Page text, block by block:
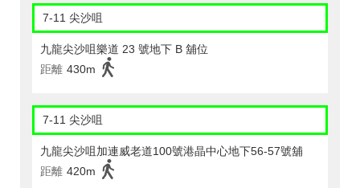
7-11 尖沙咀
九龍尖沙咀樂道 23 號地下 B 舖位
距離 430m
7-11 尖沙咀
九龍尖沙咀加連威老道100號港晶中心地下56-57號舖
距離 420m